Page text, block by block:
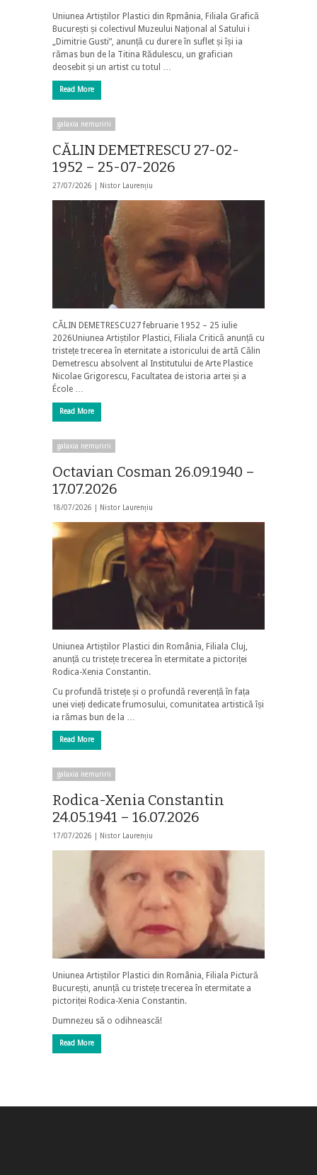
Uniunea Artiștilor Plastici din Rpmânia, Filiala Grafică
București și colectivul Muzeului Național al Satului i
„Dimitrie Gusti”, anunță cu durere în suflet și își ia
rămas bun de la Titina Rădulescu, un grafician
deosebit și un artist cu totul …
Read More
galaxia nemuririi
CĂLIN DEMETRESCU 27-02-
1952 – 25-07-2026
27/07/2026 | Nistor Laurențiu
CĂLIN DEMETRESCU27 februarie 1952 – 25 iulie
2026Uniunea Artiștilor Plastici, Filiala Critică anunță cu
tristețe trecerea în eternitate a istoricului de artă Călin
Demetrescu absolvent al Institutului de Arte Plastice
Nicolae Grigorescu, Facultatea de istoria artei și a
École …
Read More
galaxia nemuririi
Octavian Cosman 26.09.1940 –
17.07.2026
18/07/2026 | Nistor Laurențiu
Uniunea Artiștilor Plastici din România, Filiala Cluj,
anunță cu tristețe trecerea în etermitate a pictoriței
Rodica-Xenia Constantin.
Cu profundă tristețe și o profundă reverență în fața
unei vieți dedicate frumosului, comunitatea artistică își
ia rămas bun de la …
Read More
galaxia nemuririi
Rodica-Xenia Constantin
24.05.1941 – 16.07.2026
17/07/2026 | Nistor Laurențiu
Uniunea Artiștilor Plastici din România, Filiala Pictură
București, anunță cu tristețe trecerea în etermitate a
pictoriței Rodica-Xenia Constantin.
Dumnezeu să o odihnească!
Read More